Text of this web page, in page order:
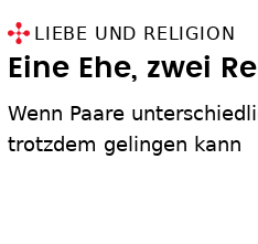
LIEBE UND RELIGION
Eine Ehe, zwei
Wenn Paare
trotzdem gelingen kann